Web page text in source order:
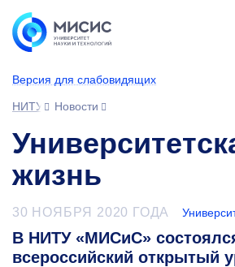
Версия для слабовидящих
НИТУ МИСИС
Новости
жизнь
30 НОЯБРЯ 2020 ГОДА
В НИТУ «МИСиС»
всероссийский открытый